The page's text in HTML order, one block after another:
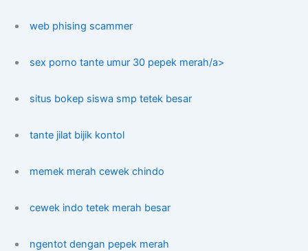
web phising scammer
sex porno tante umur 30 pepek merah/a>
situs bokep siswa smp tetek besar
tante jilat bijik kontol
memek merah cewek chindo
cewek indo tetek merah besar
ngentot dengan pepek merah